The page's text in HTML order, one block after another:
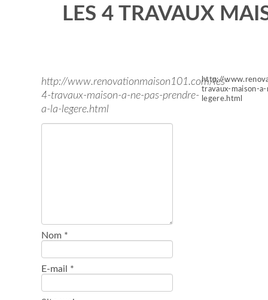
LES 4 TRAVAUX
http://www.renovationmaison101.com/les-
4-travaux-maison-a-ne-pas-prendre-
a-la-legere.html
http://
travaux-maison-
legere.html
Nom *
E-mail *